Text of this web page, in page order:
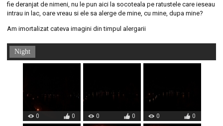
fie deranjat de nimeni, nu le pun aici la socoteala pe ratustele care ieseau
intrau in lac, oare vreau si ele sa alerge de mine, cu mine, dupa mine?
Am imortalizat cateva imagini din timpul alergarii
Night
0 0 0 0 0 0